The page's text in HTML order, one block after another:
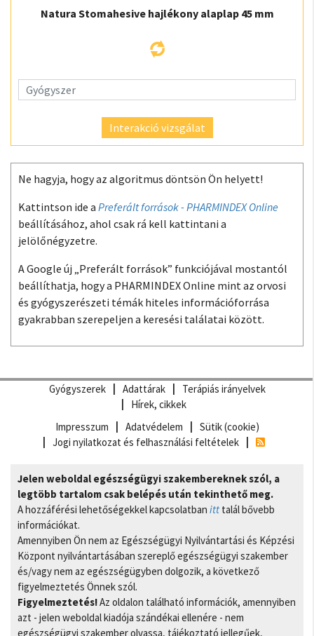
Natura Stomahesive hajlékony alaplap 45 mm
Interakció vizsgálat
Ne hagyja, hogy az algoritmus döntsön Ön helyett!
Kattintson ide a Preferált források - PHARMINDEX Online
beállításához, ahol csak rá kell kattintani a
jelölőnégyzetre.
A Google új „Preferált források” funkciójával mostantól
beállíthatja, hogy a PHARMINDEX Online mint az orvosi
és gyógyszerészeti témák hiteles információforrása
gyakrabban szerepeljen a keresési találatai között.
Gyógyszerek Adattárak
Terápiás irányelvek
Hírek, cikkek
Impresszum
Adatvédelem
Sütik (cookie)
Jogi nyilatkozat és felhasználási feltételek
Jelen weboldal egészségügyi szakembereknek szól, a
legtöbb tartalom csak belépés után tekinthető meg.
A hozzáférési lehetőségekkel kapcsolatban itt talál bővebb
információkat.
Amennyiben Ön nem az Egészségügyi Nyilvántartási és Képzési
Központ nyilvántartásában szereplő egészségügyi szakember
és/vagy nem az egészségügyben dolgozik, a következő
figyelmeztetés Önnek szól.
Figyelmeztetés!Az oldalon található információk, amennyiben
azt - jelen weboldal kiadója szándékai ellenére - nem
egészségügyi szakember olvassa, tájékoztató jellegűek,